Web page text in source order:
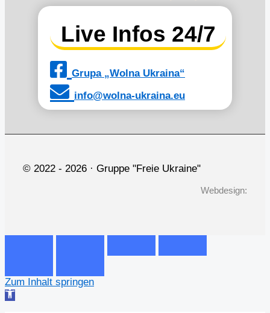
Live Infos 24/7
Grupa „Wolna Ukraina“
info@wolna-ukraina.eu
© 2022 - 2026 · Gruppe "Freie Ukraine"
Webdesign:
Zum Inhalt springen
Werkzeugleiste